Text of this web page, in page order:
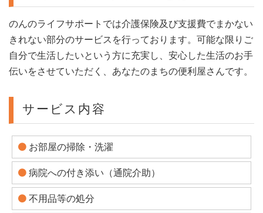
のんのライフサポートでは介護保険及び支援費でまかない
きれない部分のサービスを行っております。可能な限りご
自分で生活したいという方に充実し、安心した生活のお手
伝いをさせていただく、あなたのまちの便利屋さんです。
サービス内容
お部屋の掃除・洗濯
病院への付き添い（通院介助）
不用品等の処分